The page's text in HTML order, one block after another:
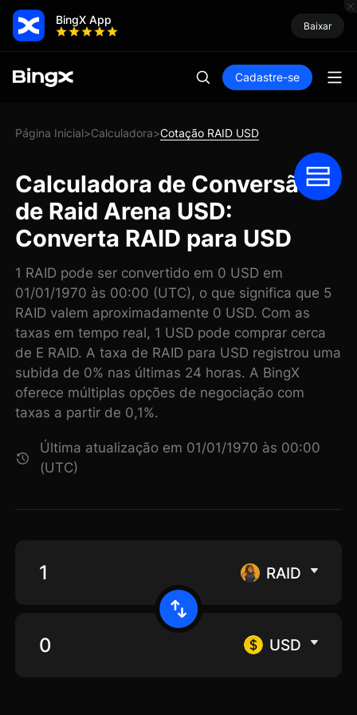
BingX App Baixar
Cadastre-se
Página Inicial>Calculadora>Cotação RAID USD
Calculadora de Conversão
de Raid Arena USD:
Converta RAID para USD
1 RAID pode ser convertido em 0 USD em
01/01/1970 às 00:00 (UTC), o que significa que 5
RAID valem aproximadamente 0 USD. Com as
taxas em tempo real, 1 USD pode comprar cerca
de E RAID. A taxa de RAID para USD registrou uma
subida de 0% nas últimas 24 horas. A BingX
oferece múltiplas opções de negociação com
taxas a partir de 0,1%.
Última atualização em 01/01/1970 às 00:00
(UTC)
RAID
USD